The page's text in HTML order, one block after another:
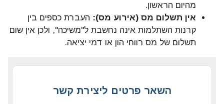
מהיום הראשון.
אין תשלום מס (אירוע מס): העברת כספים בין
קרנות השתלמות אינה נחשבת ל"משיכה", ולכן אין שום
תשלום של מס רווחי הון או דמי יציאה.
השאר פרטים ליצירת קשר